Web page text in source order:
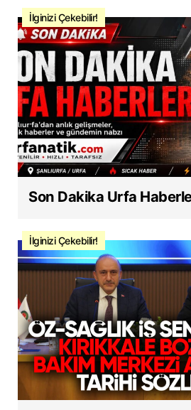
İlginizi Çekebilir!
Son Dakika Urfa
İlginizi Çekebilir!